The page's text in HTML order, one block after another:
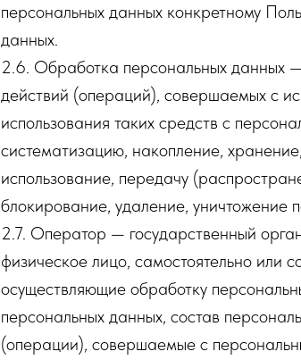
персональных данных конкретному
данных.
2.6. Обработка персональных данных
действий (операций), совершаемых с
использования таких средств с
систематизацию, накопление,
использование, передачу
блокирование, удаление, уничтожение
2.7. Оператор — государственный
физическое лицо, самостоятельно или
осуществляющие обработку
персональных данных, состав
(операции), совершаемые с